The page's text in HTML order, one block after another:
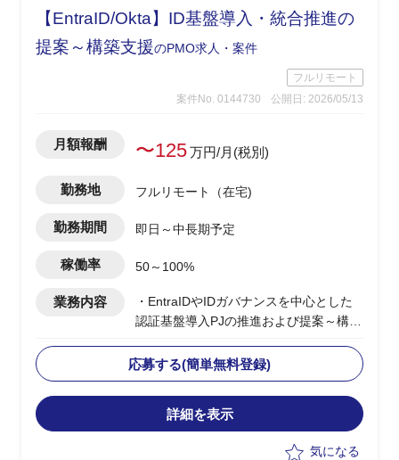
【EntraID/Okta】ID基盤導入・統合推進の
提案～構築支援のPMO求人・案件
フルリモート
案件No. 0144730
公開日: 2026/05/13
月額報酬 〜125万円/月(税別)
勤務地 フルリモート（在宅)
勤務期間 即日～中長期予定
稼働率 50～100%
業務内容
・EntraIDやIDガバナンスを中心とした
認証基盤導入PJの推進および提案～構築
・BtoEおよびサプライチェーン向け認証
基盤の設計/統合方針策定
・エンドユーザー社内向けシステムを含
む認証/認可方式の検討
応募する(簡単無料登録)
詳細を表示
気になる